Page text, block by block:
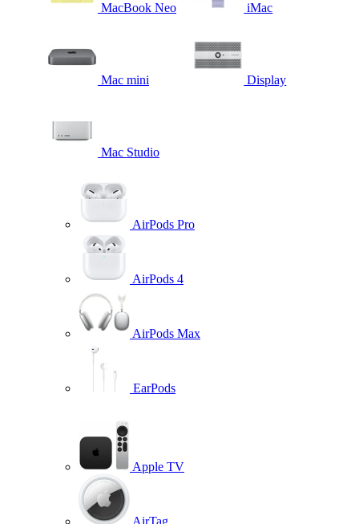
MacBook Neo iMac
Mac mini Display
Mac Studio
AirPods Pro
AirPods 4
AirPods Max
EarPods
Apple TV